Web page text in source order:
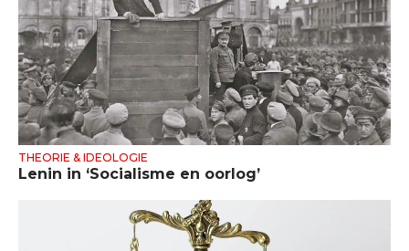
THEORIE & IDEOLOGIE
Lenin in ‘Socialisme en oorlog’